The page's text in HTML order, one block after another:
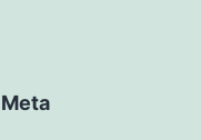
Meta